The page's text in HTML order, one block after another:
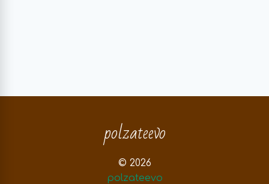
polzateevo
© 2026
polzateevo